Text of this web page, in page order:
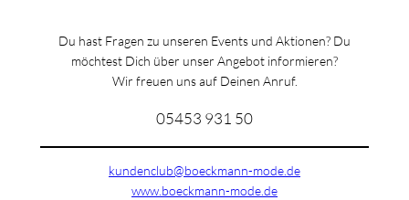
Du hast Fragen zu unseren Events und Aktionen? Du
möchtest Dich über unser Angebot informieren?
Wir freuen uns auf Deinen Anruf.
05453 931 50
kundenclub@boeckmann-mode.de
www.boeckmann-mode.de